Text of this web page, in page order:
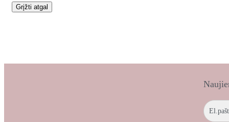
Grįžti atgal